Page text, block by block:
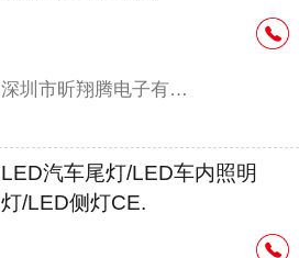
深圳市昕翔腾电子有限公司
LED汽车尾灯/LED车内照明
灯/LED侧灯CE.